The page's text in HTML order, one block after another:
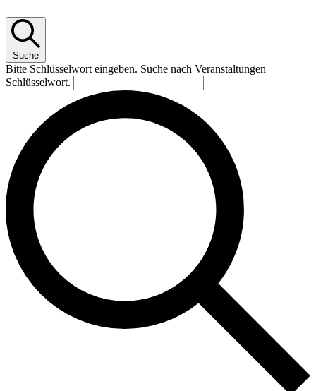
Suche
Bitte Schlüsselwort eingeben. Suche nach Veranstaltungen
Schlüsselwort.